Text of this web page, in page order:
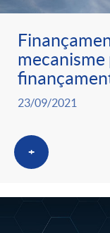
mecanisme
23/09/2021
+